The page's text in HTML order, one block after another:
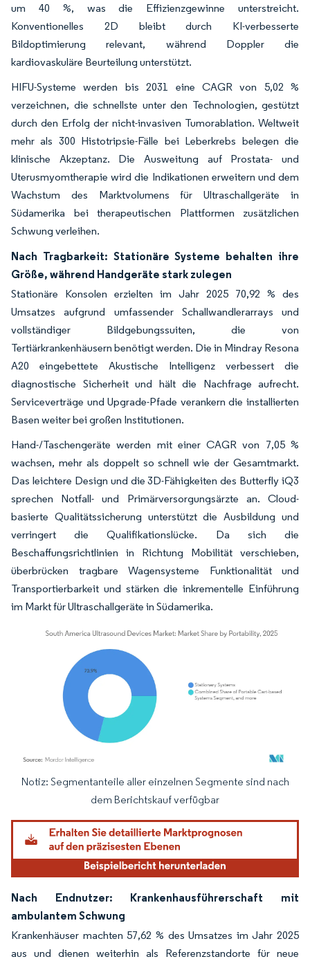
um 40 %, was die Effizienzgewinne unterstreicht.
Konventionelles 2D bleibt durch KI-verbesserte
Bildoptimierung relevant, während Doppler die
kardiovaskuläre Beurteilung unterstützt.
HIFU-Systeme werden bis 2031 eine CAGR von 5,02 %
verzeichnen, die schnellste unter den Technologien, gestützt
durch den Erfolg der nicht-invasiven Tumorablation. Weltweit
mehr als 300 Histotripsie-Fälle bei Leberkrebs belegen die
klinische Akzeptanz. Die Ausweitung auf Prostata- und
Uterusmyomtherapie wird die Indikationen erweitern und dem
Wachstum des Marktvolumens für Ultraschallgeräte in
Südamerika bei therapeutischen Plattformen zusätzlichen
Schwung verleihen.
Nach Tragbarkeit: Stationäre Systeme behalten ihre
Größe, während Handgeräte stark zulegen
Stationäre Konsolen erzielten im Jahr 2025 70,92 % des
Umsatzes aufgrund umfassender Schallwandlerarrays und
vollständiger Bildgebungssuiten, die von
Tertiärkrankenhäusern benötigt werden. Die in Mindray Resona
A20 eingebettete Akustische Intelligenz verbessert die
diagnostische Sicherheit und hält die Nachfrage aufrecht.
Serviceverträge und Upgrade-Pfade verankern die installierten
Basen weiter bei großen Institutionen.
Hand-/Taschengeräte werden mit einer CAGR von 7,05 %
wachsen, mehr als doppelt so schnell wie der Gesamtmarkt.
Das leichtere Design und die 3D-Fähigkeiten des Butterfly iQ3
sprechen Notfall- und Primärversorgungsärzte an. Cloud-
basierte Qualitätssicherung unterstützt die Ausbildung und
verringert die Qualifikationslücke. Da sich die
Beschaffungsrichtlinien in Richtung Mobilität verschieben,
überbrücken tragbare Wagensysteme Funktionalität und
Transportierbarkeit und stärken die inkrementelle Einführung
im Markt für Ultraschallgeräte in Südamerika.
Bild © Mordor Intelligence. Wiederverwendung erfordert Namensnennung
Notiz: Segmentanteile aller einzelnen Segmente sind nach
dem Berichtskauf verfügbar
Nach Endnutzer: Krankenhausführerschaft mit
ambulantem Schwung
Krankenhäuser machten 57,62 % des Umsatzes im Jahr 2025
aus und dienen weiterhin als Referenzstandorte für neue